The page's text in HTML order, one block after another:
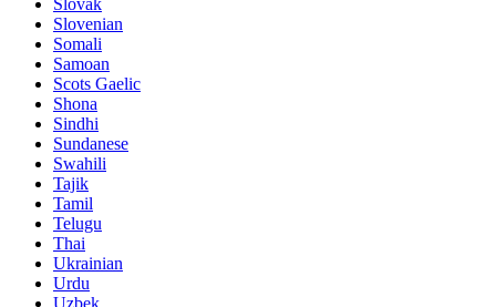
Slovenian
Somali
Samoan
Scots Gaelic
Shona
Sindhi
Sundanese
Swahili
Tajik
Tamil
Telugu
Thai
Ukrainian
Urdu
Uzbek